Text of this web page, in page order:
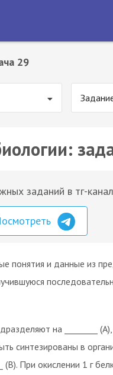
29
заданий в тг-
понятия и данные из
на ________
синтезированы в
При окислении 1 г